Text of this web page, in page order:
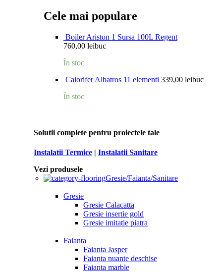
Cele mai populare
Boiler Ariston 1 Sursa 100L Regent
760,00 leibuc
În stoc
Calorifer Albatros 11 elementi 339,00 leibuc
În stoc
Solutii complete pentru proiectele tale
Instalatii Termice | Instalatii Sanitare
Vezi produsele
Gresie/Faianta/Sanitare
Gresie
Gresie Calacatta
Gresie insertie gold
Gresie imitatie piatra
Faianta
Faianta Jasper
Faianta nuante deschise
Faianta marble